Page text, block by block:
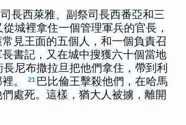
長西萊雅、副祭司長西番亞和三
從城裡拿住一個管理軍兵的官長，
見王面的五個人，和一個負責召
書記，又在城中搜獲六十個當地
長尼布撒拉旦把他們拿住，帶到利
。
21 巴比倫王擊殺他們，在哈馬
處死。這樣，猶大人被擄，離開